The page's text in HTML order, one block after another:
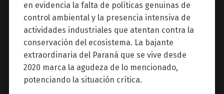
en evidencia la falta de políticas genuinas de
control ambiental y la presencia intensiva de
actividades industriales que atentan contra la
conservación del ecosistema. La bajante
extraordinaria del Paraná que se vive desde
2020 marca la agudeza de lo mencionado,
potenciando la situación crítica.